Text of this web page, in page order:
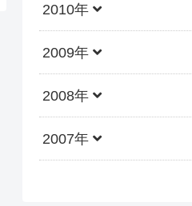
2010年
2009年
2008年
2007年